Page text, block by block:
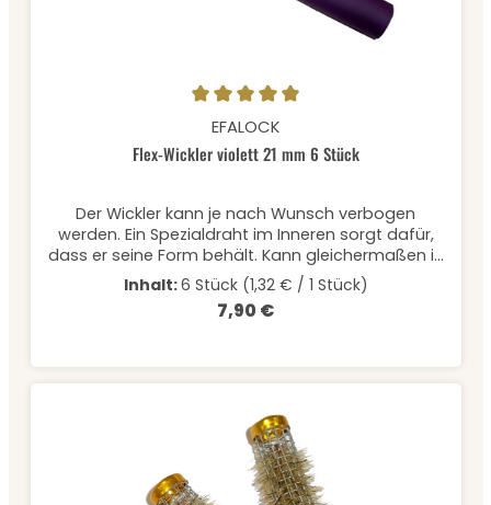
Durchschnittliche Bewertung von 5 von 5 Sternen
EFALOCK
Flex-Wickler violett 21 mm 6 Stück
Der Wickler kann je nach Wunsch verbogen
werden. Ein Spezialdraht im Inneren sorgt dafür,
dass er seine Form behält. Kann gleichermaßen in
das feuchte und in das trockene Haar eingedreht
werden. Ideal für leichte Wellen bis natürliche
Locken. Inhalt: 6 Stück à Ø 21 mm
Inhalt:6 Stück (1,32 € / 1 Stück)
Regulärer Preis:
7,90 €